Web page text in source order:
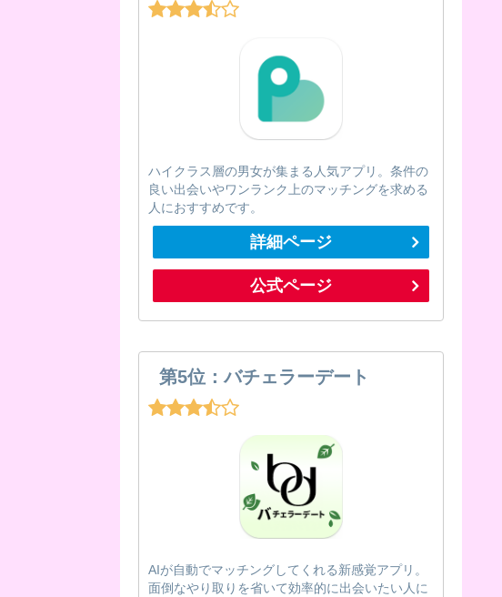
ハイクラス層の男女が集まる人気アプリ。条件の
良い出会いやワンランク上のマッチングを求める
人におすすめです。
詳細ページ
公式ページ
第5位：バチェラーデート
AIが自動でマッチングしてくれる新感覚アプリ。
面倒なやり取りを省いて効率的に出会いたい人に